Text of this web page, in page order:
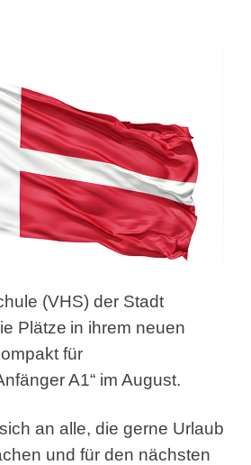
(VHS) der Stadt
Plätze in ihrem neuen
für
A1“ im August.
an alle, die gerne Urlaub
und für den nächsten